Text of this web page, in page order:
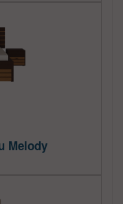
Melody